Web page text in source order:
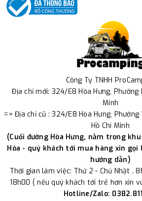
Công Ty TNHH
Địa chỉ mới: 324/E8 Hòa Hưng, Phường
Minh
=> Địa chỉ cũ : 324/E8 Hòa Hưng, Phường
Hồ Chí Minh
(Cuối đường Hòa Hưng, nằm trong
Hòa - quý khách tới mua hàng xin gọi
hướng dẫn)
Thời gian làm việc: Thứ 2 - Chủ Nhật .
18h00 ( nếu quý khách tới trể hơn xin
Hotline/Zalo: